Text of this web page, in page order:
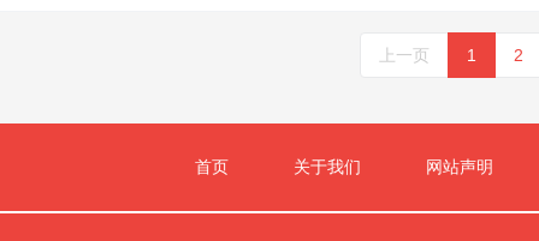
上一页 1 2
首页 关于我们 网站声明